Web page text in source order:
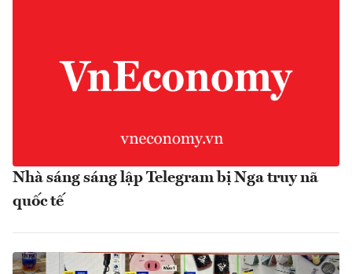
Nhà sáng sáng lập Telegram bị Nga truy nã
quốc tế